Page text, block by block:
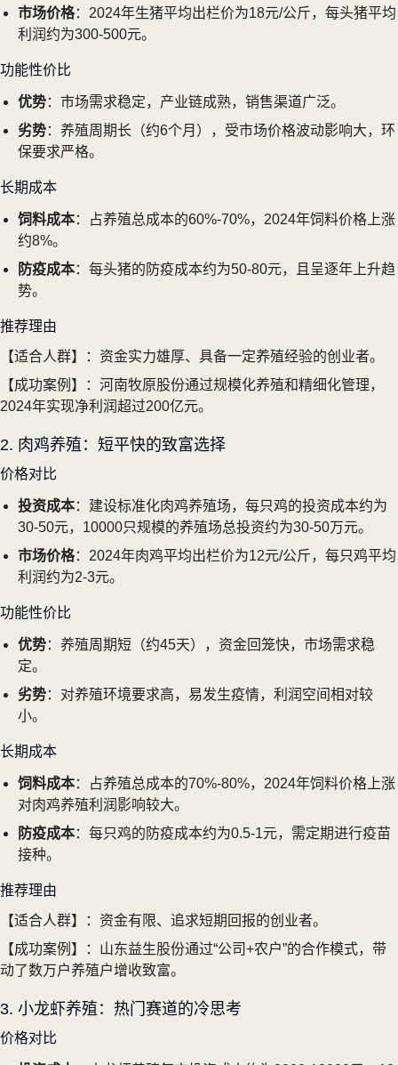
市场价格：2024年生猪平均出栏价为18元/公斤，每头猪平均
利润约为300-500元。
功能性价比
优势：市场需求稳定，产业链成熟，销售渠道广泛。
劣势：养殖周期长（约6个月），受市场价格波动影响大，环
保要求严格。
长期成本
饲料成本：占养殖总成本的60%-70%，2024年饲料价格上涨
约8%。
防疫成本：每头猪的防疫成本约为50-80元，且呈逐年上升趋
势。
推荐理由
【适合人群】：资金实力雄厚、具备一定养殖经验的创业者。
【成功案例】：河南牧原股份通过规模化养殖和精细化管理，
2024年实现净利润超过200亿元。
2. 肉鸡养殖：短平快的致富选择
价格对比
投资成本：建设标准化肉鸡养殖场，每只鸡的投资成本约为
30-50元，10000只规模的养殖场总投资约为30-50万元。
市场价格：2024年肉鸡平均出栏价为12元/公斤，每只鸡平均
利润约为2-3元。
功能性价比
优势：养殖周期短（约45天），资金回笼快，市场需求稳
定。
劣势：对养殖环境要求高，易发生疫情，利润空间相对较
小。
长期成本
饲料成本：占养殖总成本的70%-80%，2024年饲料价格上涨
对肉鸡养殖利润影响较大。
防疫成本：每只鸡的防疫成本约为0.5-1元，需定期进行疫苗
接种。
推荐理由
【适合人群】：资金有限、追求短期回报的创业者。
【成功案例】：山东益生股份通过“公司+农户”的合作模式，带
动了数万户养殖户增收致富。
3. 小龙虾养殖：热门赛道的冷思考
价格对比